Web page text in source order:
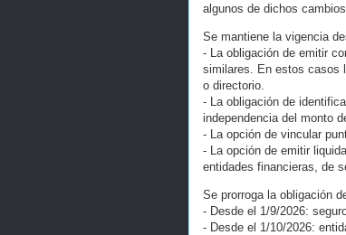
algunos de dichos cambios.
Se mantiene la vigencia
- La obligación de emitir
similares. En estos casos
o directorio.
- La obligación de
independencia del monto
- La opción de vincular
- La opción de emitir
entidades financieras, de
Se prorroga la obligación
- Desde el 1/9/2026:
- Desde el 1/10/2026: